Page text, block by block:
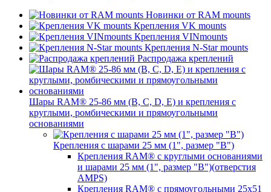
Новинки от RAM mounts
Крепления VK mounts
Крепления VINmounts
Крепления N-Star mounts
Распродажа креплений
Шары RAM® 25-86 мм (B, C, D, E) и крепления с
круглыми, ромбическими и прямоугольными
основаниями
Крепления с шарами 25 мм (1", размер "B")
Крепления RAM® с круглыми основаниями
и шарами 25 мм (1", размер "B")(отверстия
AMPS)
Крепления RAM® с прямоугольными 25х51